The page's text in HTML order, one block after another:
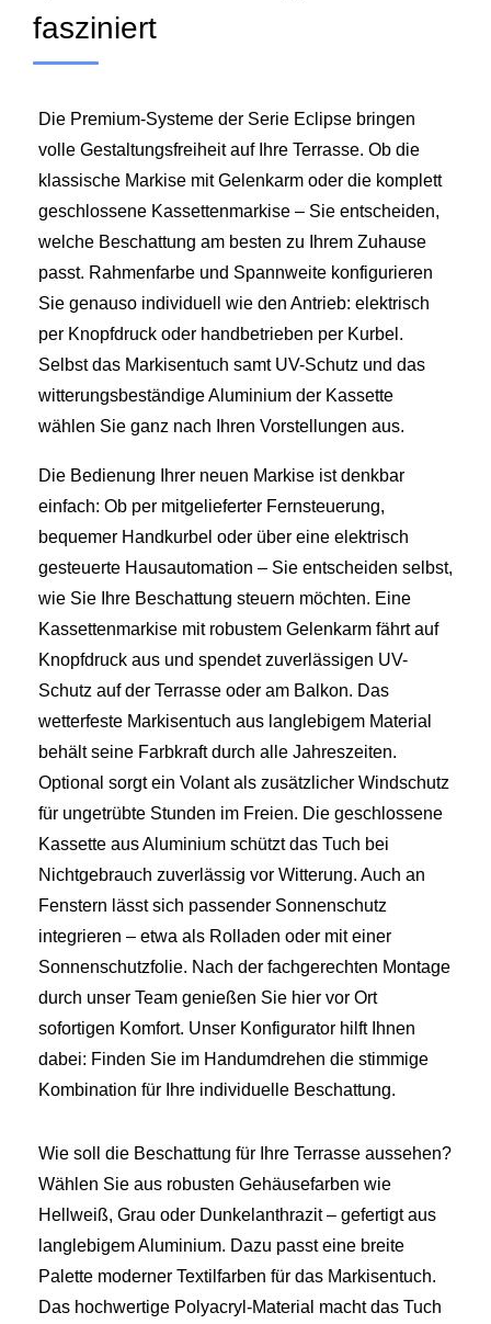
fasziniert
Die Premium-Systeme der Serie Eclipse bringen
volle Gestaltungsfreiheit auf Ihre Terrasse. Ob die
klassische Markise mit Gelenkarm oder die komplett
geschlossene Kassettenmarkise – Sie entscheiden,
welche Beschattung am besten zu Ihrem Zuhause
passt. Rahmenfarbe und Spannweite konfigurieren
Sie genauso individuell wie den Antrieb: elektrisch
per Knopfdruck oder handbetrieben per Kurbel.
Selbst das Markisentuch samt UV-Schutz und das
witterungsbeständige Aluminium der Kassette
wählen Sie ganz nach Ihren Vorstellungen aus.
Die Bedienung Ihrer neuen Markise ist denkbar
einfach: Ob per mitgelieferter Fernsteuerung,
bequemer Handkurbel oder über eine elektrisch
gesteuerte Hausautomation – Sie entscheiden selbst,
wie Sie Ihre Beschattung steuern möchten. Eine
Kassettenmarkise mit robustem Gelenkarm fährt auf
Knopfdruck aus und spendet zuverlässigen UV-
Schutz auf der Terrasse oder am Balkon. Das
wetterfeste Markisentuch aus langlebigem Material
behält seine Farbkraft durch alle Jahreszeiten.
Optional sorgt ein Volant als zusätzlicher Windschutz
für ungetrübte Stunden im Freien. Die geschlossene
Kassette aus Aluminium schützt das Tuch bei
Nichtgebrauch zuverlässig vor Witterung. Auch an
Fenstern lässt sich passender Sonnenschutz
integrieren – etwa als Rolladen oder mit einer
Sonnenschutzfolie. Nach der fachgerechten Montage
durch unser Team genießen Sie hier vor Ort
sofortigen Komfort. Unser Konfigurator hilft Ihnen
dabei: Finden Sie im Handumdrehen die stimmige
Kombination für Ihre individuelle Beschattung.
Wie soll die Beschattung für Ihre Terrasse aussehen?
Wählen Sie aus robusten Gehäusefarben wie
Hellweiß, Grau oder Dunkelanthrazit – gefertigt aus
langlebigem Aluminium. Dazu passt eine breite
Palette moderner Textilfarben für das Markisentuch.
Das hochwertige Polyacryl-Material macht das Tuch